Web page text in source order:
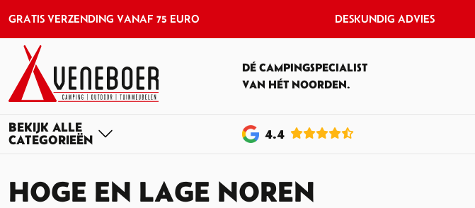
GRATIS VERZENDING VANAF 75 EURO DESKUNDIG ADVIES
DÉ CAMPINGSPECIALIST
VAN HÉT NOORDEN.
4.4
HOGE EN LAGE NOREN